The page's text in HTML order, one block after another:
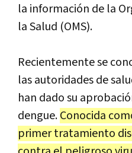
la información de la
la Salud (OMS).
Recientemente se
las autoridades de
han dado su
dengue.Conocida
primer tratamiento